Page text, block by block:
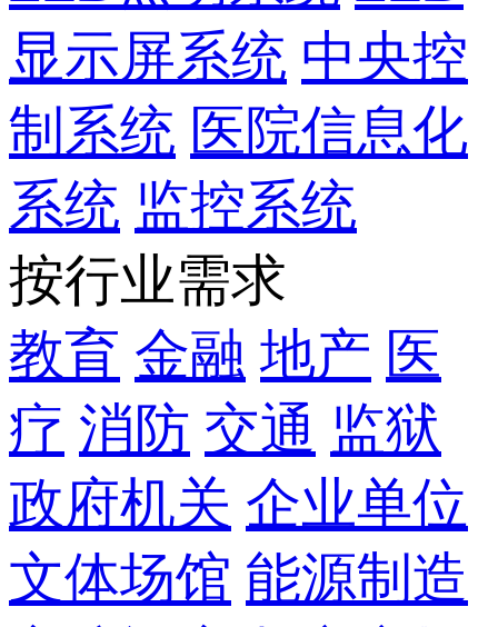
显示屏系统 中央控
制系统 医院信息化
系统 监控系统
按行业需求
教育 金融 地产 医
疗 消防 交通 监狱
政府机关 企业单位
文体场馆 能源制造